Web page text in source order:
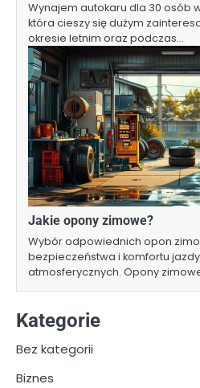
Wynajem autokaru dla 30 osób
która cieszy się dużym
okresie letnim oraz podczas…
Jakie opony zimowe?
Wybór odpowiednich opon
bezpieczeństwa i komfortu
atmosferycznych. Opony
Kategorie
Bez kategorii
Biznes